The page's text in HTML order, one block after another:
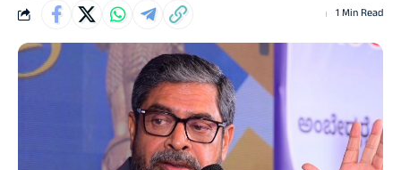
1 Min Read